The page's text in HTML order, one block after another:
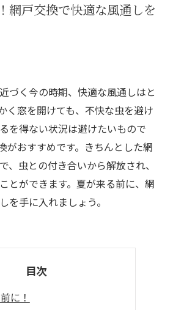
網戸交換で快適な風通しを
づく今の時期、快適な風通しはと
く窓を開けても、不快な虫を避け
を得ない状況は避けたいもので
がおすすめです。きちんとした網
、虫との付き合いから解放され、
とができます。夏が来る前に、網
を手に入れましょう。
目次
に！